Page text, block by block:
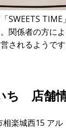
SWEETS
関係者の方に
されるようです
ち 店舗
楽城西15 アル